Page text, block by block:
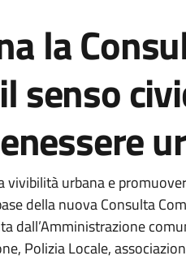
la
senso
vivibilità urbana e
della nuova Consulta
dall’Amministrazione
Polizia Locale,